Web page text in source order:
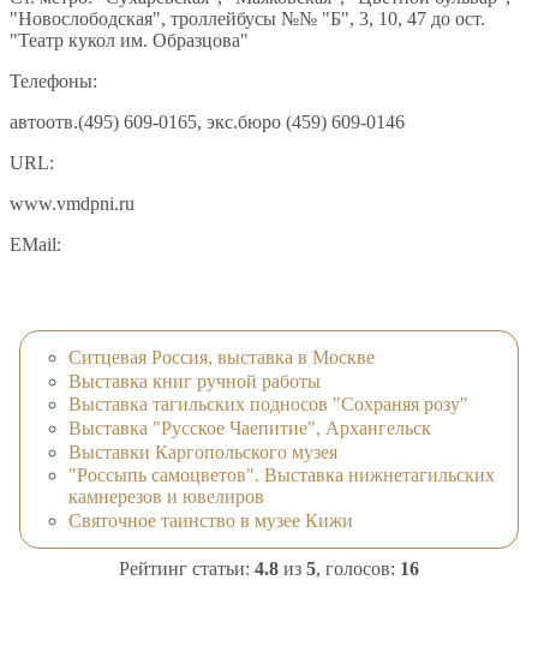
"Новослободская", троллейбусы №№ "Б", 3, 10, 47 до ост.
"Театр кукол им. Образцова"
Телефоны:
автоотв.(495) 609-0165, экс.бюро (459) 609-0146
URL:
www.vmdpni.ru
EMail:
Ситцевая Россия, выставка в Москве
Выставка книг ручной работы
Выставка тагильских подносов "Сохраняя розу"
Выставка "Русское Чаепитие", Архангельск
Выставки Каргопольского музея
"Россыпь самоцветов". Выставка нижнетагильских
камнерезов и ювелиров
Святочное таинство в музее Кижи
Рейтинг статьи: 4.8 из 5, голосов: 16